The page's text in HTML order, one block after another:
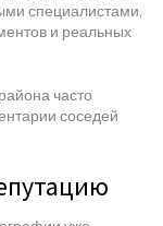
специалистами,
и реальных
часто
соседей